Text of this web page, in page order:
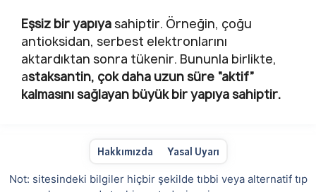
Eşsiz bir yapıya sahiptir. Örneğin, çoğu
antioksidan, serbest elektronlarını
aktardıktan sonra tükenir. Bununla birlikte,
astaksantin, çok daha uzun süre “aktif”
kalmasını sağlayan büyük bir yapıya sahiptir.
Hakkımızda Yasal Uyarı
Not: sitesindeki bilgiler hiçbir şekilde tıbbi veya alternatif tıp